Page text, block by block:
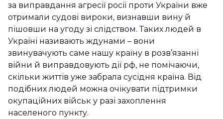
за виправдання агресії росії проти України вже
отримали судові вироки, визнавши вину й
пішовши на угоду зі слідством. Таких людей в
Україні називають ждунами – вони
звинувачують саме нашу країну в розв’язанні
війни й виправдовують дії рф, не помічаючи,
скільки життів уже забрала сусідня країна. Від
подібних людей можна очікувати підтримки
окупаційних військ у разі захоплення
населеного пункту.